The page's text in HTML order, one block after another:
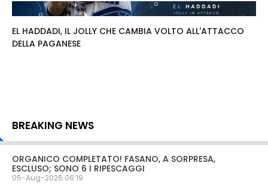
EL HADDADI, IL JOLLY CHE CAMBIA VOLTO ALL'ATTACCO
DELLA PAGANESE
BREAKING NEWS
ORGANICO COMPLETATO! FASANO, A SORPRESA,
ESCLUSO; SONO 6 I RIPESCAGGI
05-Aug-2026 06:19